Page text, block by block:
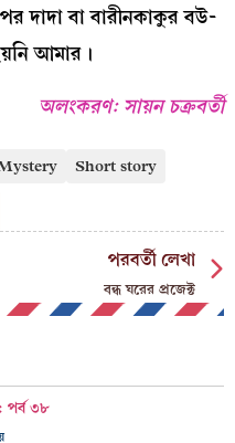
দাদা বা বারীনকাকুর বউ-
আমার।
অলংকরণ: সায়ন চক্রবর্তী
Short story
পরবর্তী লেখা
বন্ধ ঘরের প্রজেক্ট
৩৮